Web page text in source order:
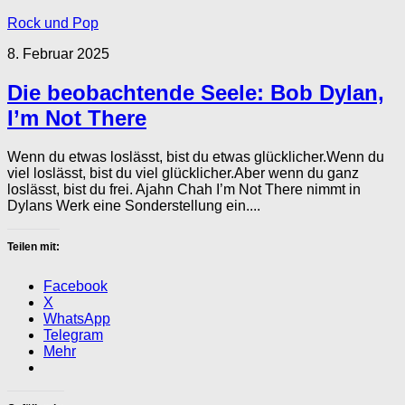
Rock und Pop
8. Februar 2025
Die beobachtende Seele: Bob Dylan,
I’m Not There
Wenn du etwas loslässt, bist du etwas glücklicher.Wenn du
viel loslässt, bist du viel glücklicher.Aber wenn du ganz
loslässt, bist du frei. Ajahn Chah I’m Not There nimmt in
Dylans Werk eine Sonderstellung ein....
Teilen mit:
Facebook
X
WhatsApp
Telegram
Mehr